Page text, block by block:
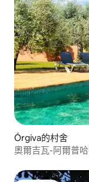
Órgiva的村舍
奧爾吉瓦-阿爾普